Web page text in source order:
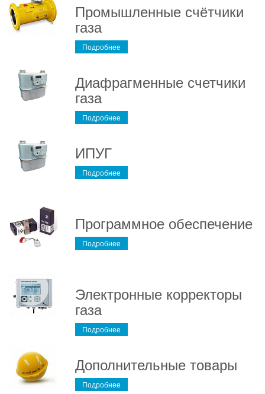
Промышленные счётчики
газа
Подробнее
Диафрагменные счетчики
газа
Подробнее
ИПУГ
Подробнее
Программное обеспечение
Подробнее
Электронные корректоры
газа
Подробнее
Дополнительные товары
Подробнее